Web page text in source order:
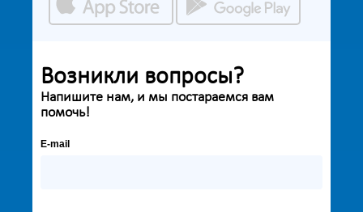
Возникли вопросы?
Напишите нам, и мы постараемся вам
помочь!
E-mail